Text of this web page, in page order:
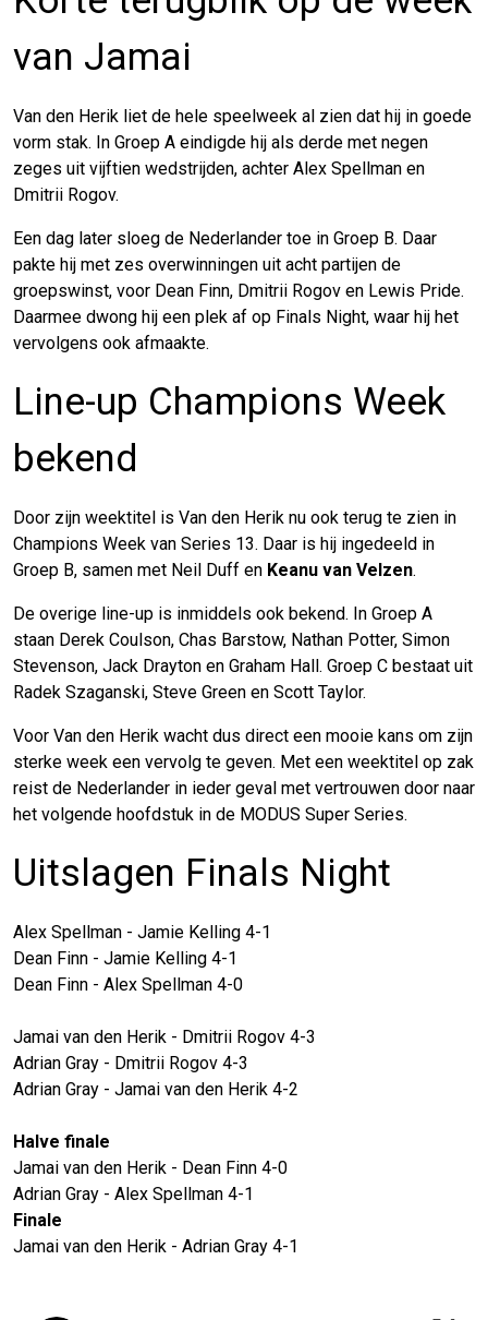
van Jamai
Van den Herik liet de hele speelweek al zien dat hij in goede
vorm stak. In Groep A eindigde hij als derde met negen
zeges uit vijftien wedstrijden, achter Alex Spellman en
Dmitrii Rogov.
Een dag later sloeg de Nederlander toe in Groep B. Daar
pakte hij met zes overwinningen uit acht partijen de
groepswinst, voor Dean Finn, Dmitrii Rogov en Lewis Pride.
Daarmee dwong hij een plek af op Finals Night, waar hij het
vervolgens ook afmaakte.
Line-up Champions Week
bekend
Door zijn weektitel is Van den Herik nu ook terug te zien in
Champions Week van Series 13. Daar is hij ingedeeld in
Groep B, samen met Neil Duff en Keanu van Velzen.
De overige line-up is inmiddels ook bekend. In Groep A
staan Derek Coulson, Chas Barstow, Nathan Potter, Simon
Stevenson, Jack Drayton en Graham Hall. Groep C bestaat uit
Radek Szaganski, Steve Green en Scott Taylor.
Voor Van den Herik wacht dus direct een mooie kans om zijn
sterke week een vervolg te geven. Met een weektitel op zak
reist de Nederlander in ieder geval met vertrouwen door naar
het volgende hoofdstuk in de MODUS Super Series.
Uitslagen Finals Night
Alex Spellman - Jamie Kelling 4-1
Dean Finn - Jamie Kelling 4-1
Dean Finn - Alex Spellman 4-0
Jamai van den Herik - Dmitrii Rogov 4-3
Adrian Gray - Dmitrii Rogov 4-3
Adrian Gray - Jamai van den Herik 4-2
Halve finale
Jamai van den Herik - Dean Finn 4-0
Adrian Gray - Alex Spellman 4-1
Finale
Jamai van den Herik - Adrian Gray 4-1